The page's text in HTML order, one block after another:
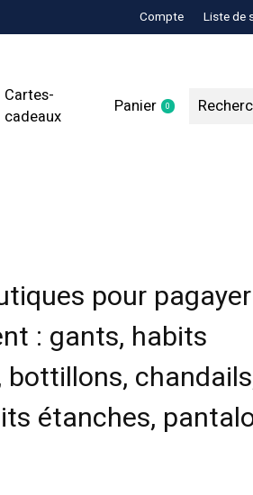
Compte Liste de
Cartes-
cadeaux
Panier 0items
pour pagayer
: gants, habits
étanches,